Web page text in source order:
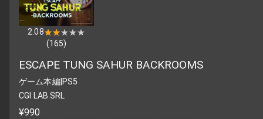
2.08★★★★★
★★★★★
(165)
ESCAPE TUNG SAHUR BACKROOMS
ゲーム本編|PS5
CGI LAB SRL
¥990